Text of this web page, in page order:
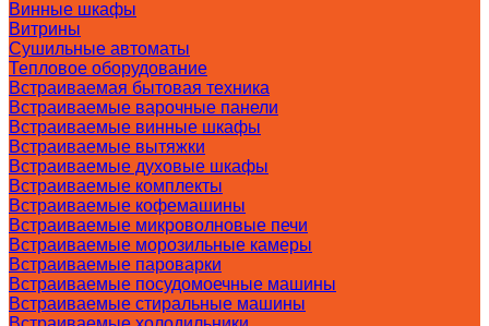
Винные шкафы
Витрины
Сушильные автоматы
Тепловое оборудование
Встраиваемая бытовая техника
Встраиваемые варочные панели
Встраиваемые винные шкафы
Встраиваемые вытяжки
Встраиваемые духовые шкафы
Встраиваемые комплекты
Встраиваемые кофемашины
Встраиваемые микроволновые печи
Встраиваемые морозильные камеры
Встраиваемые пароварки
Встраиваемые посудомоечные машины
Встраиваемые стиральные машины